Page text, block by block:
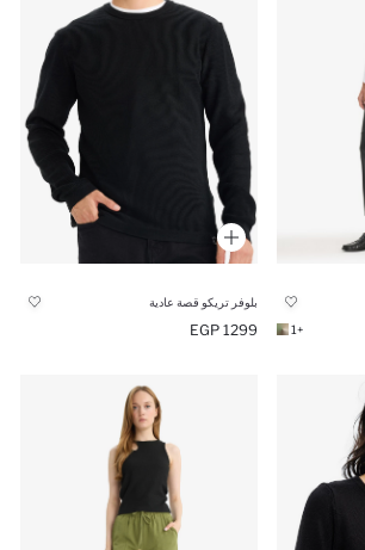
+1
بلوفر تريكو قصة عادية
1299 EGP